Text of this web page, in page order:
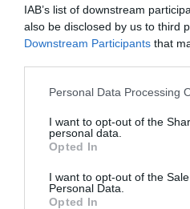
IAB’s list of downstream
also be disclosed by us to third
Downstream Participants that
Personal Data Processing
I want to opt-out of the
personal data.
Opted In
I want to opt-out of the
Personal Data.
Opted In